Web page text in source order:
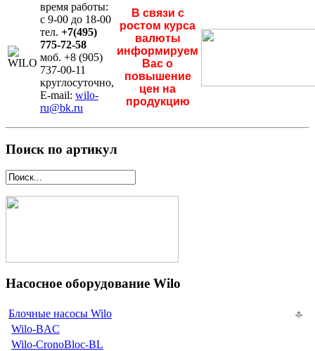
время работы:
с 9-00 до 18-00
тел. +7(495)
775-72-58
моб. +8 (905)
737-00-11
круглосуточно,
E-mail: wilo-
ru@bk.ru
В связи с
ростом курса
валюты
информируем
Вас о
повышение
цен на
продукцию
Поиск по артикул
Насосное оборудование Wilo
Блочные насосы Wilo
Wilo-BAC
Wilo-CronoBloc-BL